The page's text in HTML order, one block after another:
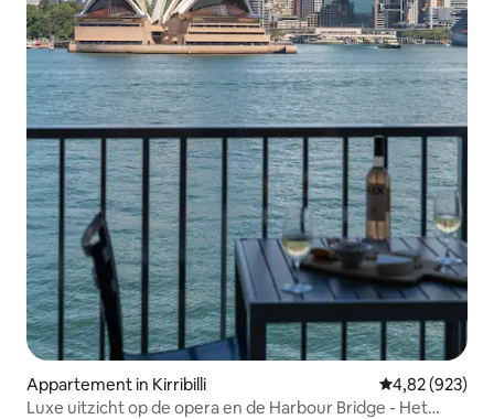
Appartement in Kirribilli Gemiddelde
4,82 (923)
Luxe uitzicht op de opera en de Harbour Bridge - Het